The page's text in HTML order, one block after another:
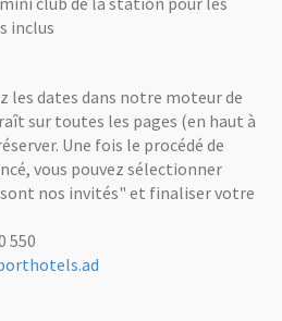
inclus
les dates dans notre moteur de
sur toutes les pages (en haut à
Une fois le procédé de
vous pouvez sélectionner
nos invités" et finaliser votre
550